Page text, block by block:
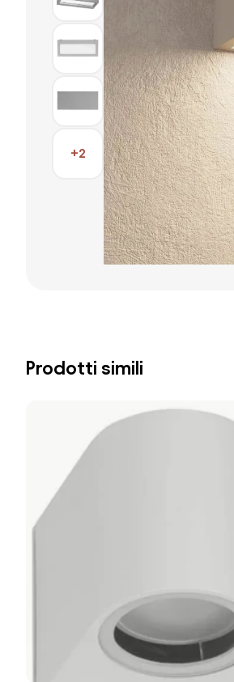
+2
Prodotti simili